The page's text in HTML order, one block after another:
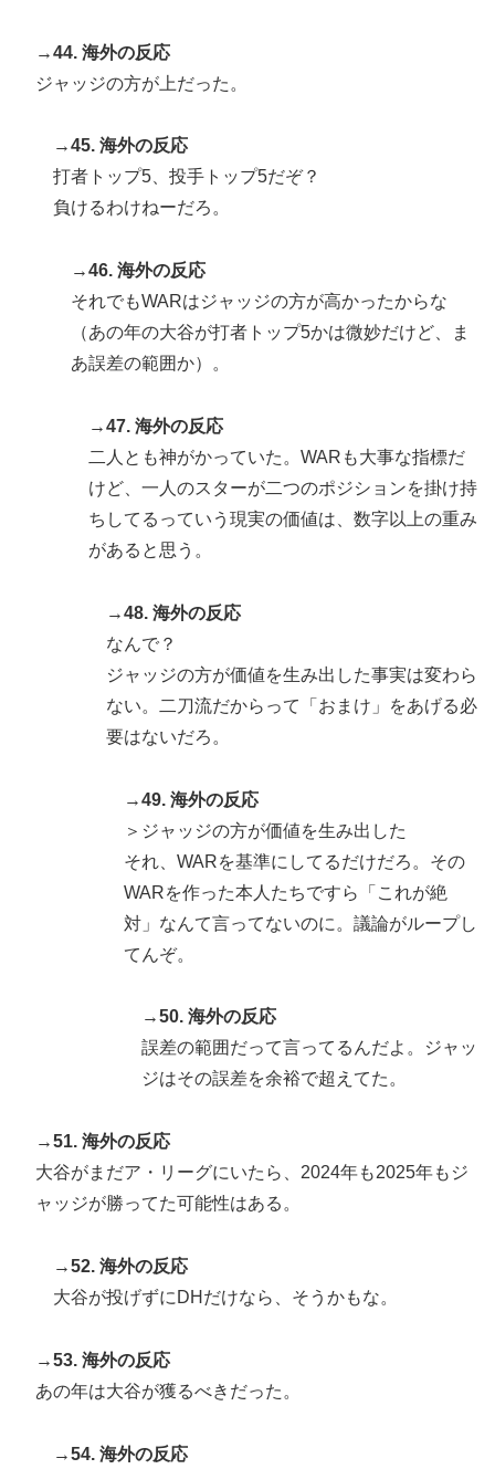
→44. 海外の反応
ジャッジの方が上だった。
→45. 海外の反応
打者トップ5、投手トップ5だぞ？
負けるわけねーだろ。
→46. 海外の反応
それでもWARはジャッジの方が高かったからな
（あの年の大谷が打者トップ5かは微妙だけど、ま
あ誤差の範囲か）。
→47. 海外の反応
二人とも神がかっていた。WARも大事な指標だ
けど、一人のスターが二つのポジションを掛け持
ちしてるっていう現実の価値は、数字以上の重み
があると思う。
→48. 海外の反応
なんで？
ジャッジの方が価値を生み出した事実は変わら
ない。二刀流だからって「おまけ」をあげる必
要はないだろ。
→49. 海外の反応
＞ジャッジの方が価値を生み出した
それ、WARを基準にしてるだけだろ。その
WARを作った本人たちですら「これが絶
対」なんて言ってないのに。議論がループし
てんぞ。
→50. 海外の反応
誤差の範囲だって言ってるんだよ。ジャッ
ジはその誤差を余裕で超えてた。
→51. 海外の反応
大谷がまだア・リーグにいたら、2024年も2025年もジ
ャッジが勝ってた可能性はある。
→52. 海外の反応
大谷が投げずにDHだけなら、そうかもな。
→53. 海外の反応
あの年は大谷が獲るべきだった。
→54. 海外の反応